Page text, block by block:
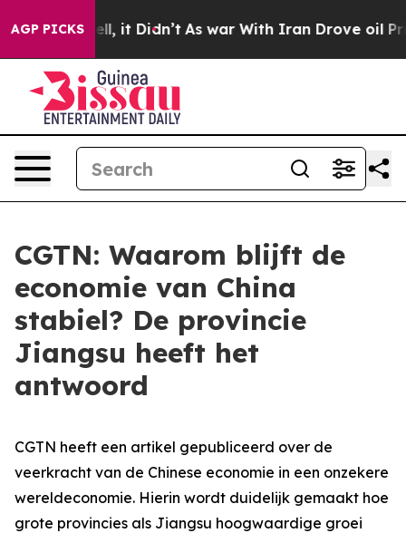
AGP PICKS
Well, it Didn’t As war With Iran Drove oil Prices
CGTN: Waarom blijft de
economie van China
stabiel? De provincie
Jiangsu heeft het
antwoord
CGTN heeft een artikel gepubliceerd over de
veerkracht van de Chinese economie in een onzekere
wereldeconomie. Hierin wordt duidelijk gemaakt hoe
grote provincies als Jiangsu hoogwaardige groei